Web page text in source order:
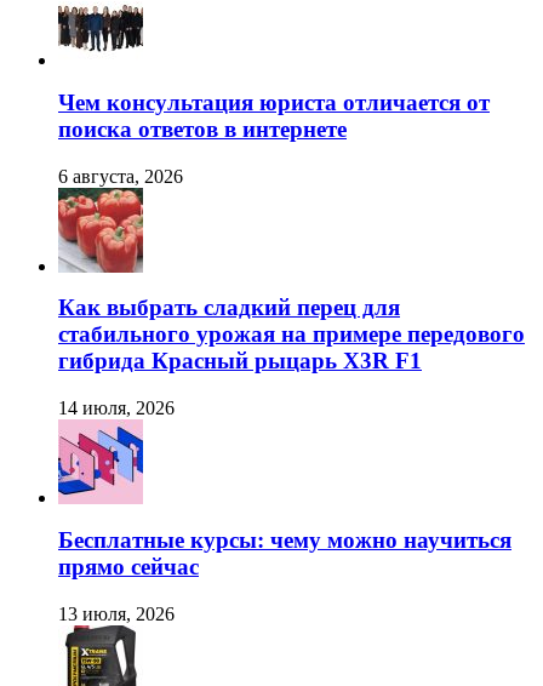
Чем консультация юриста отличается от
поиска ответов в интернете
6 августа, 2026
Как выбрать сладкий перец для
стабильного урожая на примере передового
гибрида Красный рыцарь X3R F1
14 июля, 2026
Бесплатные курсы: чему можно научиться
прямо сейчас
13 июля, 2026